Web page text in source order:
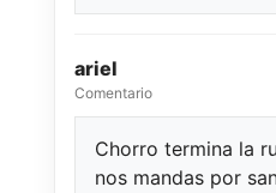
ariel
Comentario
Chorro termina la
nos mandas por